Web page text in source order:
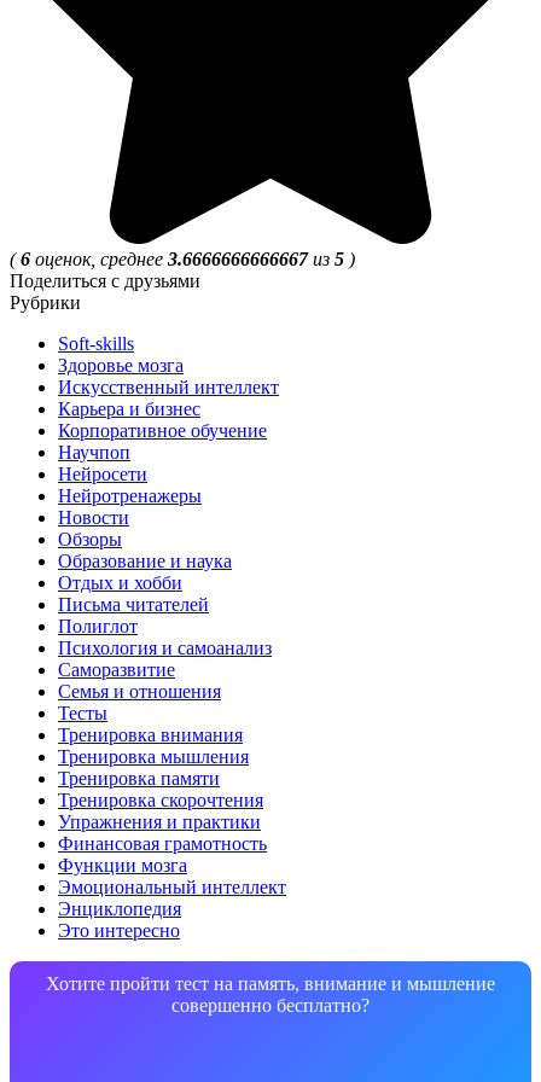
(6 оценок, среднее 3.6666666666667из 5 )
Поделиться с друзьями
Рубрики
Soft-skills
Здоровье мозга
Искусственный интеллект
Карьера и бизнес
Корпоративное обучение
Научпоп
Нейросети
Нейротренажеры
Новости
Обзоры
Образование и наука
Отдых и хобби
Письма читателей
Полиглот
Психология и самоанализ
Саморазвитие
Семья и отношения
Тесты
Тренировка внимания
Тренировка мышления
Тренировка памяти
Тренировка скорочтения
Упражнения и практики
Финансовая грамотность
Функции мозга
Эмоциональный интеллект
Энциклопедия
Это интересно
Хотите пройти тест на память, внимание и мышление
совершенно бесплатно?